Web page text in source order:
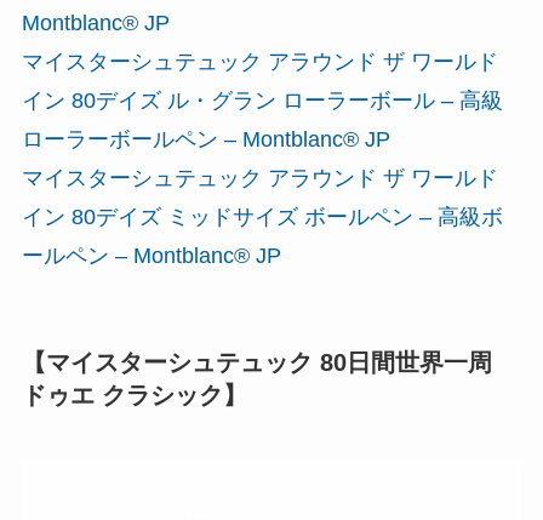
Montblanc® JP
マイスターシュテュック アラウンド ザ ワールド
イン 80デイズ ル・グラン ローラーボール – 高級
ローラーボールペン – Montblanc® JP
マイスターシュテュック アラウンド ザ ワールド
イン 80デイズ ミッドサイズ ボールペン – 高級ボ
ールペン – Montblanc® JP
【マイスターシュテュック 80日間世界一周
ドゥエ クラシック】